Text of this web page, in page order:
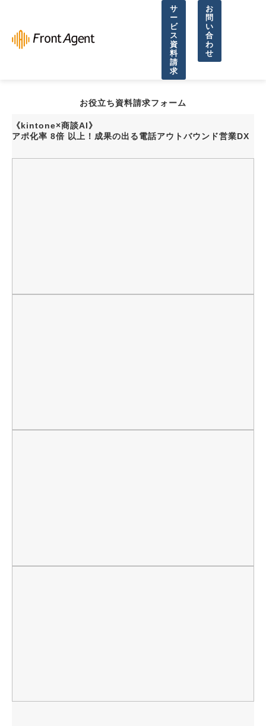
サ
ー
ビ
ス
資
料
請
求
お
問
い
合
わ
せ
イベント・セミナー
お役立ち資料請求フォーム
《kintone×商談AI》
アポ化率 8倍 以上！成果の出る電話アウトバウンド営業DX